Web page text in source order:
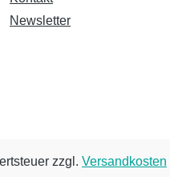
Newsletter
zzgl. Versandkosten